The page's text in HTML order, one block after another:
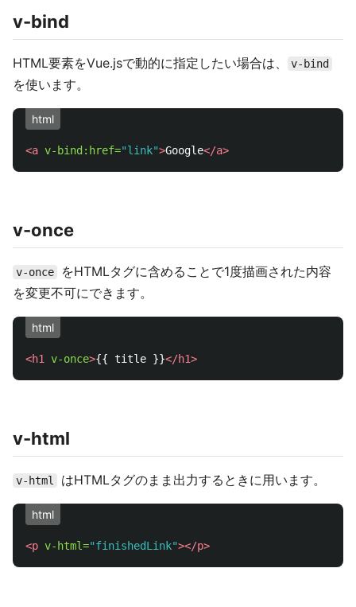
v-bind
HTML要素をVue.jsで動的に指定したい場合は、 v-bind
を使います。
html
<a v-bind:href="link">Google</a>
v-once
v-once
をHTMLタグに含めることで1度描画された内容
を変更不可にできます。
html
<h1 v-once>{{ title }}</h1>
v-html
v-html はHTMLタグのまま出力するときに用います。
html
<p v-html="finishedLink"></p>